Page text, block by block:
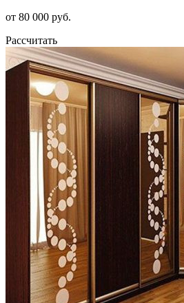
от 80 000 руб.
Рассчитать